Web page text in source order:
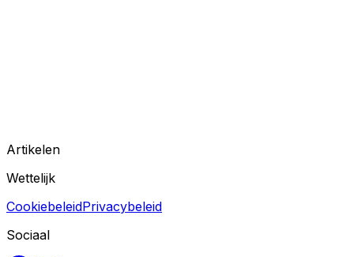
Artikelen
Wettelijk
CookiebeleidPrivacybeleid
Sociaal